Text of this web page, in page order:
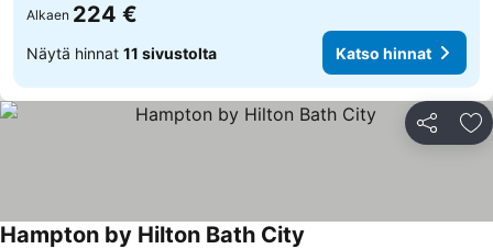
Alkaen 224 €
Näytä hinnat 11 sivustolta Katso hinnat
Jaa
Hampton by Hilton Bath City